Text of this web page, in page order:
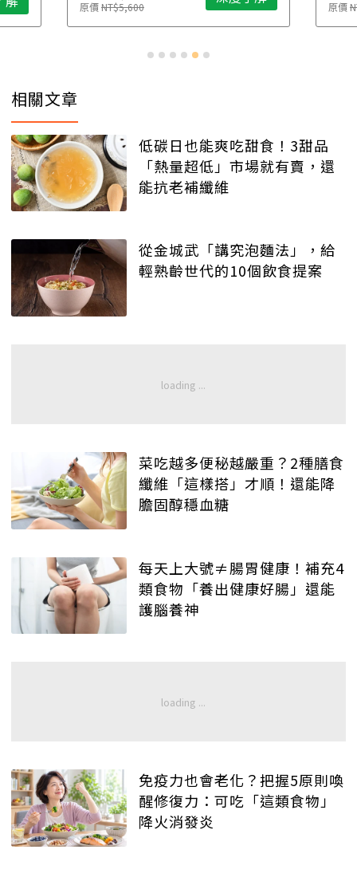
原價NT$5,600 原價
相關文章
低碳日也能爽吃甜食！3甜品
「熱量超低」市場就有賣，還
能抗老補纖維
從金城武「講究泡麵法」，給
輕熟齡世代的10個飲食提案
菜吃越多便秘越嚴重？2種膳食
纖維「這樣搭」才順！還能降
膽固醇穩血糖
每天上大號≠腸胃健康！補充4
類食物「養出健康好腸」還能
護腦養神
免疫力也會老化？把握5原則喚
醒修復力：可吃「這類食物」
降火消發炎